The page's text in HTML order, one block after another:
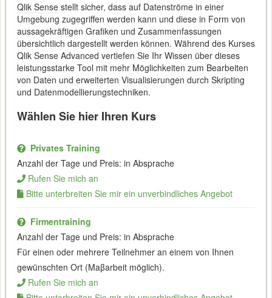
Qlik Sensestellt sicher, dass auf Datenströme in einer
Umgebung zugegriffen werden kann und diese in Form von
aussagekräftigen Grafiken und Zusammenfassungen
übersichtlich dargestellt werden können. Während des Kurses
Qlik Sense Advanced vertiefen Sie Ihr Wissen über dieses
leistungsstarke Tool mit mehr Möglichkeiten zum Bearbeiten
von Daten und erweiterten Visualisierungen durch Skripting
und Datenmodellierungstechniken.
Wählen Sie hier Ihren Kurs
Privates Training
Anzahl der Tage und Preis: in Absprache
Rufen Sie mich an
Bitte unterbreiten Sie mir ein unverbindliches Angebot
Firmentraining
Anzahl der Tage und Preis: in Absprache
Für einen oder mehrere Teilnehmer an einem von Ihnen
gewünschten Ort (Maβarbeit möglich).
Rufen Sie mich an